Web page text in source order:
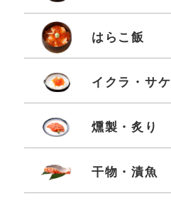
はらこ飯
イクラ・サケ
燻製・炙り
干物・漬魚